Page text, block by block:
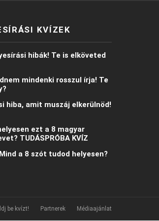
KVÍZEK
hibák! Te is elköveted
mindenki rosszul írja! Te
hiba, amit muszáj elkerülnöd!
ezt a 8 magyar
TUDÁSPRÓBA KVÍZ
a 8 szót tudod helyesen?
be kvízt! Partnerek Médiaajánlat